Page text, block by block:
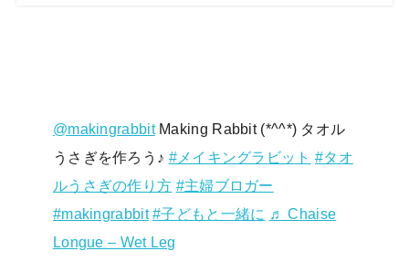
@makingrabbitMaking Rabbit (*^^*) タオル
うさぎを作ろう♪ #メイキングラビット #タオ
ルうさぎの作り方 #主婦ブロガー
#makingrabbit #子どもと一緒に ♬ Chaise
Longue – Wet Leg